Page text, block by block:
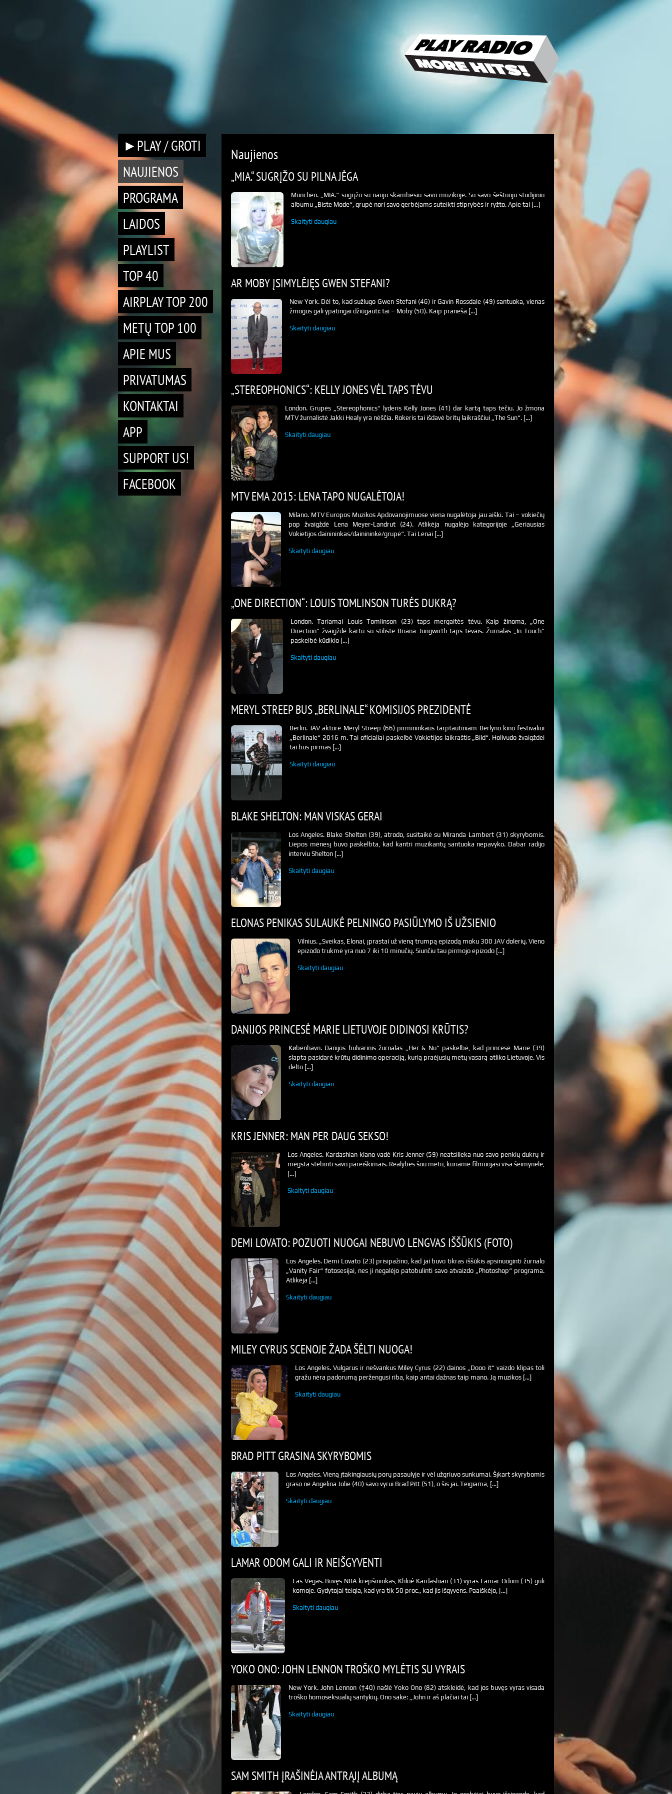
►PLAY / GROTI
NAUJIENOS
PROGRAMA
LAIDOS
PLAYLIST
TOP 40
AIRPLAY TOP 200
METŲ TOP 100
APIE MUS
PRIVATUMAS
KONTAKTAI
APP
SUPPORT US!
FACEBOOK
Naujienos
„MIA.“ SUGRĮŽO SU PILNA JĖGA
München. „MIA.“ sugrįžo su nauju skambesiu savo muzikoje. Su savo šeštuoju studijiniu
albumu „Biste Mode“, grupė nori savo gerbėjams suteikti stiprybės ir ryžto. Apie tai […]
Skaityti daugiau
AR MOBY ĮSIMYLĖJĘS GWEN STEFANI?
New York. Dėl to, kad sužlugo Gwen Stefani (46) ir Gavin Rossdale (49) santuoka, vienas
žmogus gali ypatingai džiūgauti: tai – Moby (50). Kaip praneša […]
Skaityti daugiau
„STEREOPHONICS“: KELLY JONES VĖL TAPS TĖVU
London. Grupės „Stereophonics“ lyderis Kelly Jones (41) dar kartą taps tėčiu. Jo žmona
MTV žurnalistė Jakki Healy yra nėščia. Rokeris tai išdavė britų laikraščiui „The Sun“. […]
Skaityti daugiau
MTV EMA 2015: LENA TAPO NUGALĖTOJA!
Milano. MTV Europos Muzikos Apdovanojimuose viena nugalėtoja jau aiški. Tai – vokiečių
pop žvaigždė Lena Meyer-Landrut (24). Atlikėja nugalėjo kategorijoje „Geriausias
Vokietijos dainininkas/dainininkė/grupė“. Tai Lenai […]
Skaityti daugiau
„ONE DIRECTION“: LOUIS TOMLINSON TURĖS DUKRĄ?
London. Tariamai Louis Tomlinson (23) taps mergaitės tėvu. Kaip žinoma, „One
Direction“ žvaigždė kartu su stiliste Briana Jungwirth taps tėvais. Žurnalas „In Touch“
paskelbė kūdikio […]
Skaityti daugiau
MERYL STREEP BUS „BERLINALE“ KOMISIJOS PREZIDENTĖ
Berlin. JAV aktorė Meryl Streep (66) pirmininkaus tarptautiniam Berlyno kino festivaliui
„Berlinale“ 2016 m. Tai oficialiai paskelbė Vokietijos laikraštis „Bild“. Holivudo žvaigždei
tai bus pirmas […]
Skaityti daugiau
BLAKE SHELTON: MAN VISKAS GERAI
Los Angeles. Blake Shelton (39), atrodo, susitaikė su Miranda Lambert (31) skyrybomis.
Liepos mėnesį buvo paskelbta, kad kantri muzikantų santuoka nepavyko. Dabar radijo
interviu Shelton […]
Skaityti daugiau
ELONAS PENIKAS SULAUKĖ PELNINGO PASIŪLYMO IŠ UŽSIENIO
Vilnius. „Sveikas, Elonai, įprastai už vieną trumpą epizodą moku 300 JAV dolerių. Vieno
epizodo trukmė yra nuo 7 iki 10 minučių. Siunčiu tau pirmojo epizodo […]
Skaityti daugiau
DANIJOS PRINCESĖ MARIE LIETUVOJE DIDINOSI KRŪTIS?
København. Danijos bulvarinis žurnalas „Her & Nu“ paskelbė, kad princesė Marie (39)
slapta pasidarė krūtų didinimo operaciją, kurią praėjusių metų vasarą atliko Lietuvoje. Vis
dėlto […]
Skaityti daugiau
KRIS JENNER: MAN PER DAUG SEKSO!
Los Angeles. Kardashian klano vadė Kris Jenner (59) neatsilieka nuo savo penkių dukrų ir
mėgsta stebinti savo pareiškimais. Realybės šou metu, kuriame filmuojasi visa šeimynėlė,
[…]
Skaityti daugiau
DEMI LOVATO: POZUOTI NUOGAI NEBUVO LENGVAS IŠŠŪKIS (FOTO)
Los Angeles. Demi Lovato (23) prisipažino, kad jai buvo tikras iššūkis apsinuoginti žurnalo
„Vanity Fair“ fotosesijai, nes ji negalėjo patobulinti savo atvaizdo „Photoshop“ programa.
Atlikėja […]
Skaityti daugiau
MILEY CYRUS SCENOJE ŽADA ŠĖLTI NUOGA!
Los Angeles. Vulgarus ir nešvankus Miley Cyrus (22) dainos „Dooo it“ vaizdo klipas toli
gražu nėra padorumą peržengusi riba, kaip antai dažnas taip mano. Ją muzikos […]
Skaityti daugiau
BRAD PITT GRASINA SKYRYBOMIS
Los Angeles. Vieną įtakingiausių porų pasaulyje ir vėl užgriuvo sunkumai. Šįkart skyrybomis
graso ne Angelina Jolie (40) savo vyrui Brad Pitt (51), o šis jai. Teigiama, […]
Skaityti daugiau
LAMAR ODOM GALI IR NEIŠGYVENTI
Las Vegas. Buvęs NBA krepšininkas, Khloé Kardashian (31) vyras Lamar Odom (35) guli
komoje. Gydytojai teigia, kad yra tik 50 proc., kad jis išgyvens. Paaiškėjo, […]
Skaityti daugiau
YOKO ONO: JOHN LENNON TROŠKO MYLĖTIS SU VYRAIS
New York. John Lennon (†40) našlė Yoko Ono (82) atskleidė, kad jos buvęs vyras visada
troško homoseksualių santykių. Ono sakė: „John ir aš plačiai tai […]
Skaityti daugiau
SAM SMITH ĮRAŠINĖJA ANTRĄJĮ ALBUMĄ